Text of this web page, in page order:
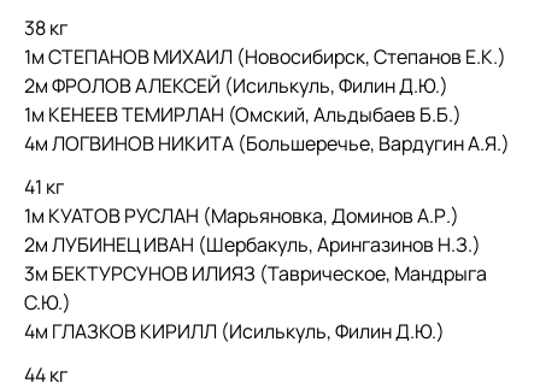
38 кг
1м СТЕПАНОВ МИХАИЛ (Новосибирск, Степанов Е.К.)
2м ФРОЛОВ АЛЕКСЕЙ (Исилькуль, Филин Д.Ю.)
1м КЕНЕЕВ ТЕМИРЛАН (Омский, Альдыбаев Б.Б.)
4м ЛОГВИНОВ НИКИТА (Большеречье, Вардугин А.Я.)
41 кг
1м КУАТОВ РУСЛАН (Марьяновка, Доминов А.Р.)
2м ЛУБИНЕЦ ИВАН (Шербакуль, Арингазинов Н.З.)
3м БЕКТУРСУНОВ ИЛИЯЗ (Таврическое, Мандрыга
С.Ю.)
4м ГЛАЗКОВ КИРИЛЛ (Исилькуль, Филин Д.Ю.)
44 кг